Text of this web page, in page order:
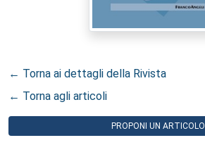
← Torna ai dettagli della Rivista
← Torna agli articoli
PROPONI UN ARTICOLO